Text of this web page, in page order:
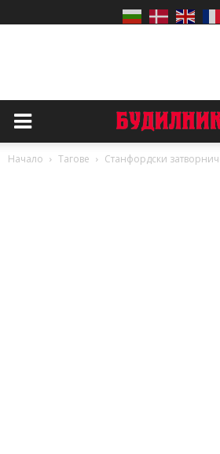
Начало Тагове Станфордски